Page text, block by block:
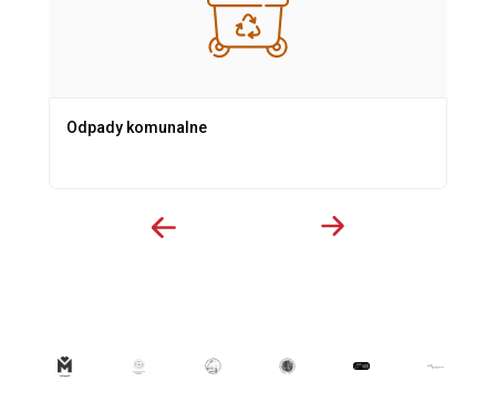
Odpady komunalne